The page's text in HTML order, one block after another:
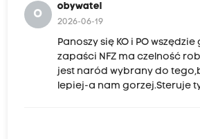
O
obywatel
2026-06-19
Panoszy się KO i PO
zapaści NFZ ma czelność
jest naród wybrany do
lepiej-a nam gorzej.Steruje